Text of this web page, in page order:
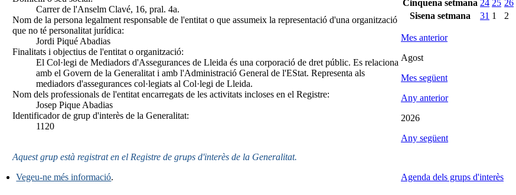
Carrer de l'Anselm Clavé, 16, pral. 4a.
Nom de la persona legalment responsable de l'entitat o que assumeix la representació d'una organització
que no té personalitat jurídica:
Jordi Piqué Abadias
Finalitats i objectius de l'entitat o organització:
El Col·legi de Mediadors d'Assegurances de Lleida és una corporació de dret públic. Es relaciona
amb el Govern de la Generalitat i amb l'Administració General de l'EStat. Representa als
mediadors d'assegurances col·legiats al Col·legi de Lleida.
Nom dels professionals de l'entitat encarregats de les activitats incloses en el Registre:
Josep Pique Abadias
Identificador de grup d'interès de la Generalitat:
1120
Aquest grup està registrat en el Registre de grups d'interès de la Generalitat.
Vegeu-ne més informació.
Cinquena setmana 24 25 26
Sisena setmana
31 1 2
Mes anterior
Agost
Mes següent
Any anterior
2026
Any següent
Agenda dels grups d'interès